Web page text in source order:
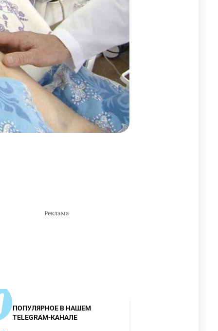
ПОПУЛЯРНОЕ В НАШЕМ
TELEGRAM-КАНАЛЕ